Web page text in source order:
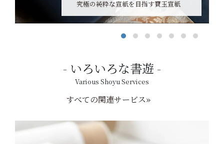
究極の純粋な宣紙を目指す寶玉宣紙
いろいろな書遊
Various Shoyu Services
すべての関連サービス»